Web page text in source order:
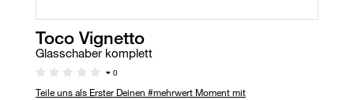
Toco Vignetto
Glasschaber komplett
0
Teile uns als Erster Deinen #mehrwert Moment mit